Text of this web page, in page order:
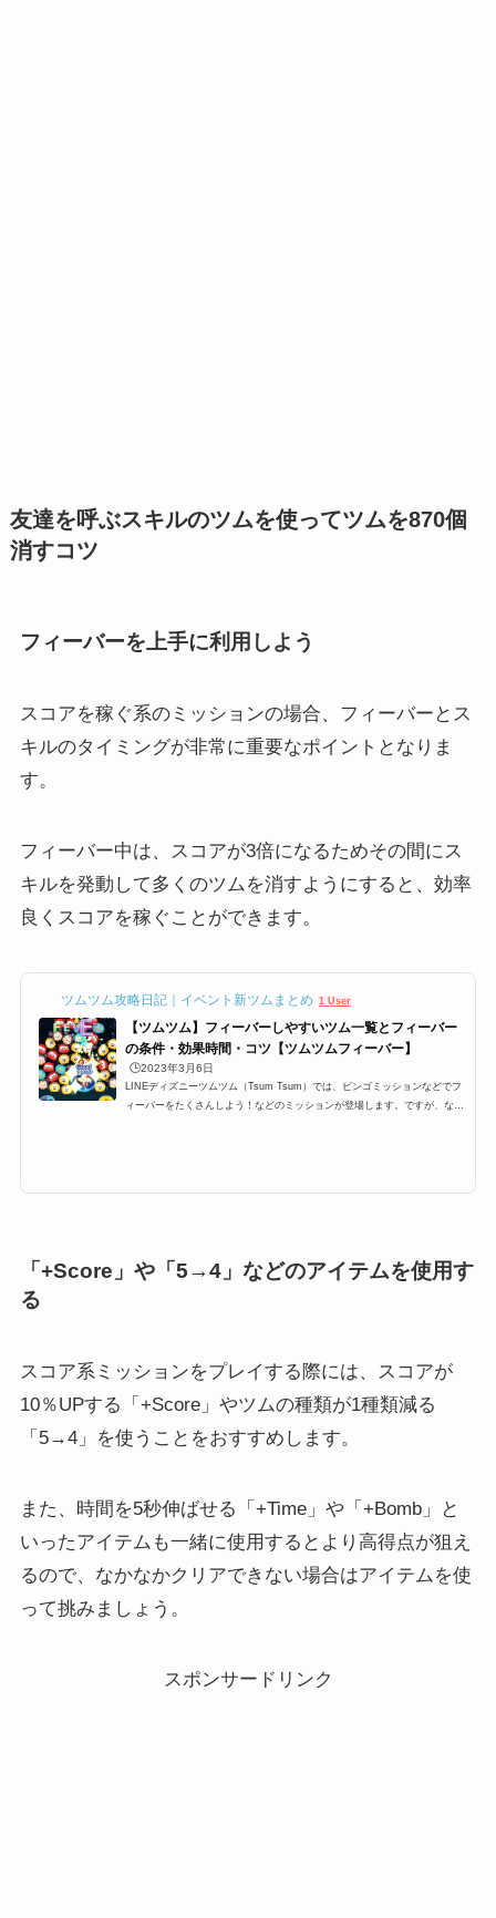
友達を呼ぶスキルのツムを使ってツムを870個
消すコツ
フィーバーを上手に利用しよう
スコアを稼ぐ系のミッションの場合、フィーバーとス
キルのタイミングが非常に重要なポイントとなりま
す。
フィーバー中は、スコアが3倍になるためその間にス
キルを発動して多くのツムを消すようにすると、効率
良くスコアを稼ぐことができます。
ツムツム攻略日記｜イベント新ツムまとめ 1 User
【ツムツム】フィーバーしやすいツム一覧とフィーバー
の条件・効果時間・コツ【ツムツムフィーバー】
🕒️2023年3月6日
LINEディズニーツムツム（Tsum Tsum）では、ビンゴミッションなどでフ
ィーバーをたくさんしよう！などのミッションが登場します。ですが、なか
「+Score」や「5→4」などのアイテムを使用す
る
スコア系ミッションをプレイする際には、スコアが
10％UPする
「+Score」やツムの種類が1種類減る
「5→4」を使うことをおすすめします。
また、時間を5秒伸ばせる「+Time」や「+Bomb」と
いったアイテムも一緒に使用するとより高得点が狙え
るので、なかなかクリアできない場合はアイテムを使
って挑みましょう。
スポンサードリンク